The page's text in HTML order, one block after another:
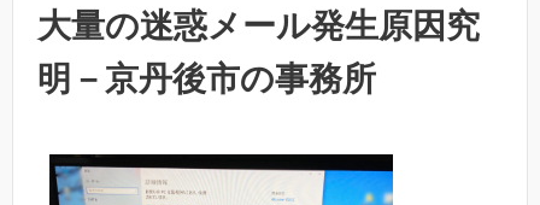
大量の迷惑メール発生原因究
明－京丹後市の事務所